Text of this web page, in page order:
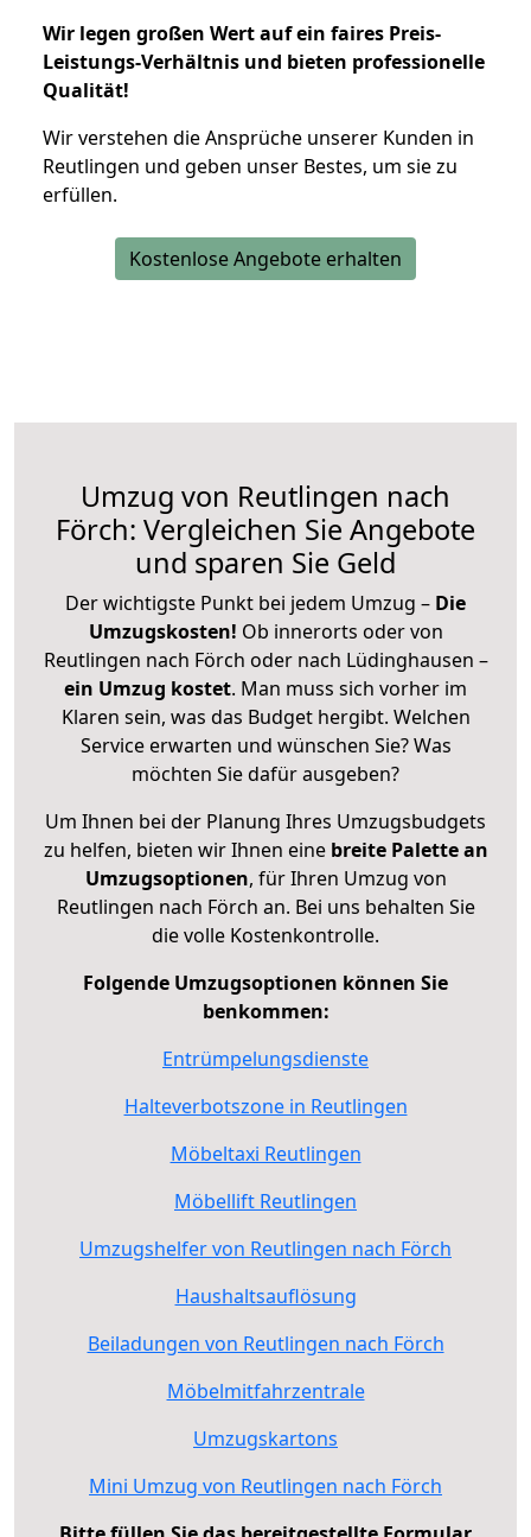
Wir legen großen Wert auf ein faires Preis-
Leistungs-Verhältnis und bieten professionelle
Qualität!
Wir verstehen die Ansprüche unserer Kunden in
Reutlingen und geben unser Bestes, um sie zu
erfüllen.
Kostenlose Angebote erhalten
Umzug von Reutlingen nach
Förch: Vergleichen Sie Angebote
und sparen Sie Geld
Der wichtigste Punkt bei jedem Umzug – Die
Umzugskosten! Ob innerorts oder von
Reutlingen nach Förch oder nach Lüdinghausen –
ein Umzug kostet. Man muss sich vorher im
Klaren sein, was das Budget hergibt. Welchen
Service erwarten und wünschen Sie? Was
möchten Sie dafür ausgeben?
Um Ihnen bei der Planung Ihres Umzugsbudgets
zu helfen, bieten wir Ihnen eine breite Palette an
Umzugsoptionen, für Ihren Umzug von
Reutlingen nach Förch an. Bei uns behalten Sie
die volle Kostenkontrolle.
Folgende Umzugsoptionen können Sie
benkommen:
Entrümpelungsdienste
Halteverbotszone in Reutlingen
Möbeltaxi Reutlingen
Möbellift Reutlingen
Umzugshelfer von Reutlingen nach Förch
Haushaltsauflösung
Beiladungen von Reutlingen nach Förch
Möbelmitfahrzentrale
Umzugskartons
Mini Umzug von Reutlingen nach Förch